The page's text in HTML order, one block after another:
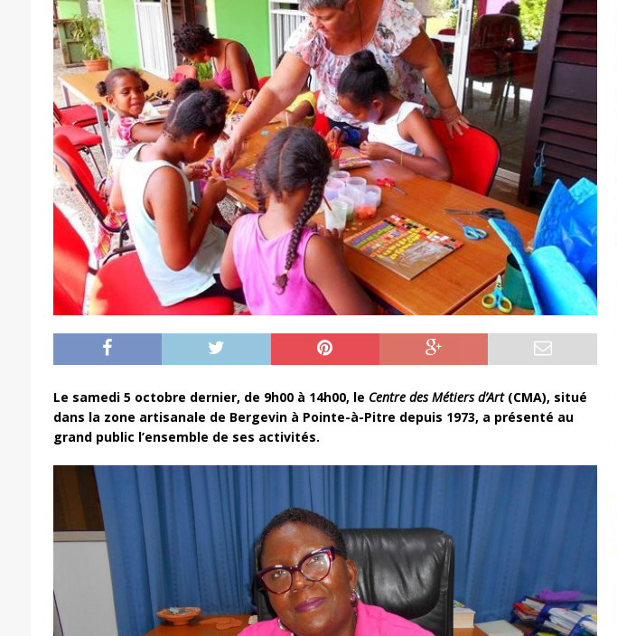
Le samedi 5 octobre dernier, de 9h00 à 14h00, le Centre des Métiers d’Art(CMA), situé
dans la zone artisanale de Bergevin à Pointe-à-Pitre depuis 1973, a présenté au
grand public l’ensemble de ses activités.